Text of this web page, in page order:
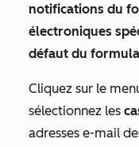
notifications du
électroniques
défaut du
Cliquez sur le
sélectionnez les
adresses e-mail